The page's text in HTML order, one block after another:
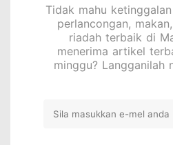
Tidak mahu
perlancongan,
riadah terbaik di
menerima artikel
minggu? Langganilah